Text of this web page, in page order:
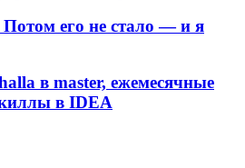
его не стало — и я
в master, ежемесячные
в IDEA